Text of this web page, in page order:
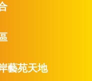
藝苑天地